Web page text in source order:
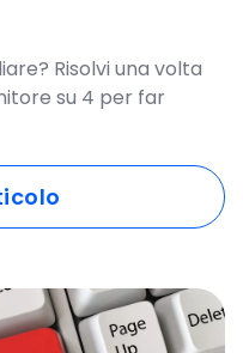
Risolvi una volta
su 4 per far